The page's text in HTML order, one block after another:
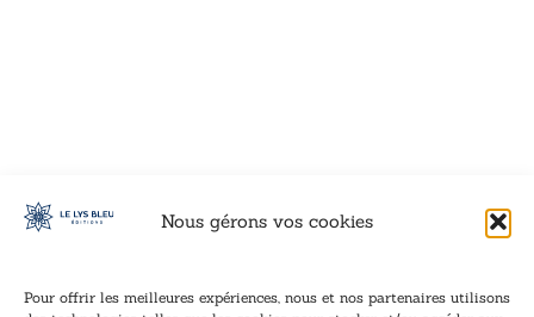
Nous gérons vos cookies
Pour offrir les meilleures expériences, nous et nos partenaires utilisons